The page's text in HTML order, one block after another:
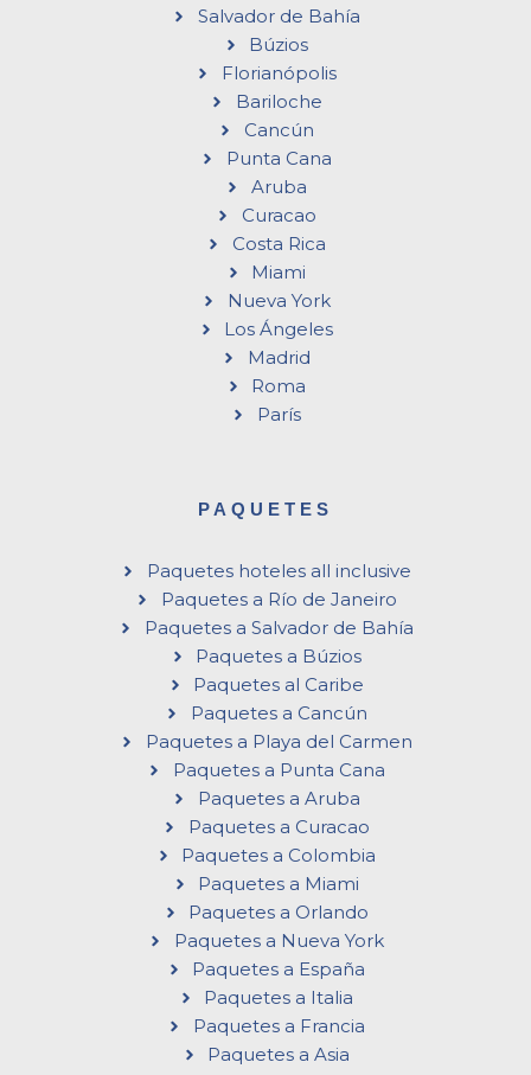
Salvador de Bahía
Búzios
Florianópolis
Bariloche
Cancún
Punta Cana
Aruba
Curacao
Costa Rica
Miami
Nueva York
Los Ángeles
Madrid
Roma
París
PAQUETES
Paquetes hoteles all inclusive
Paquetes a Río de Janeiro
Paquetes a Salvador de Bahía
Paquetes a Búzios
Paquetes al Caribe
Paquetes a Cancún
Paquetes a Playa del Carmen
Paquetes a Punta Cana
Paquetes a Aruba
Paquetes a Curacao
Paquetes a Colombia
Paquetes a Miami
Paquetes a Orlando
Paquetes a Nueva York
Paquetes a España
Paquetes a Italia
Paquetes a Francia
Paquetes a Asia